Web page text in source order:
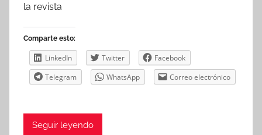
la revista
Comparte esto:
LinkedIn Twitter
Facebook
Telegram
WhatsApp Correo electrónico
Seguir leyendo